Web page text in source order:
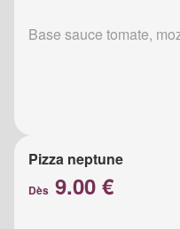
Base sauce tomate,
Pizza neptune
Dès 9.00 €